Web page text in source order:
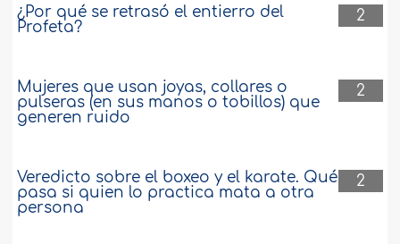
2
¿Por qué se retrasó el entierro del
Profeta?
2
Mujeres que usan joyas, collares o
pulseras (en sus manos o tobillos) que
generen ruido
2
Veredicto sobre el boxeo y el karate. Qué
pasa si quien lo practica mata a otra
persona